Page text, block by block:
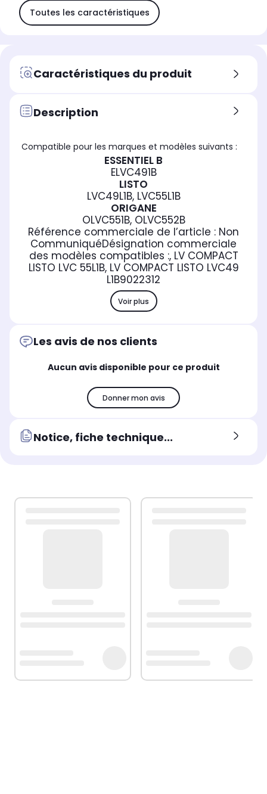
Toutes les caractéristiques
Caractéristiques du produit
Description
Compatible pour les marques et modèles suivants :
ESSENTIEL B
ELVC491B
LISTO
LVC49L1B, LVC55L1B
ORIGANE
OLVC551B, OLVC552B
Référence commerciale de l’article : Non
CommuniquéDésignation commerciale
des modèles compatibles :, LV COMPACT
LISTO LVC 55L1B, LV COMPACT LISTO LVC49
L1B9022312
Voir plus
Les avis de nos clients
Aucun avis disponible pour ce produit
Donner mon avis
Notice, fiche technique...